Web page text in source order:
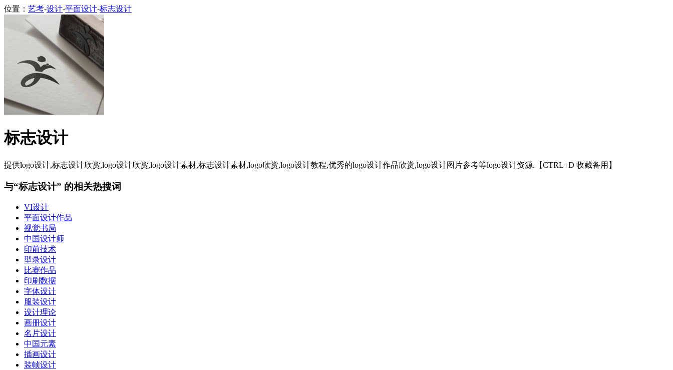
位置： 艺考-设计-平面设计-标志设计
标志设计
提供logo设计,标志设计欣赏,logo设计欣赏,logo设计素材,标志设计素材,logo欣赏,logo设计教程,优秀的logo设计作品欣赏,logo设计图片参考等logo设计资源.【CTRL+D 收藏备用】
与“标志设计” 的相关热搜词
VI设计
平面设计作品
视觉书局
中国设计师
印前技术
型录设计
比赛作品
印刷数据
字体设计
服装设计
设计理论
画册设计
名片设计
中国元素
插画设计
装帧设计